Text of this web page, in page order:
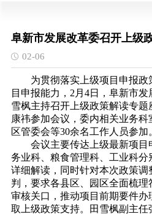
阜新市发展改革委召开上级
02-06
为贯彻落实上级项目申报政
目申报能力，2月4日，阜新市
雪枫主持召开上级政策解读专
康祎参加会议，委内相关业务科
区管委会等30余名工作人员参加
会议主要传达上级最新项目
务业科、粮食管理科、工业科
详细解读，同时针对本次政策
判，要求各县区、园区全面梳理
审核关口，推动项目前期要件
取上级政策支持。田雪枫副主任